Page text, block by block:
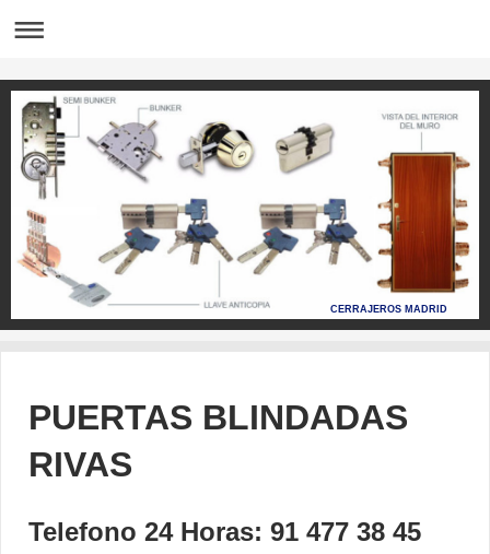
CERRAJEROS MADRID
PUERTAS BLINDADAS
RIVAS
Telefono 24 Horas: 91 477 38 45